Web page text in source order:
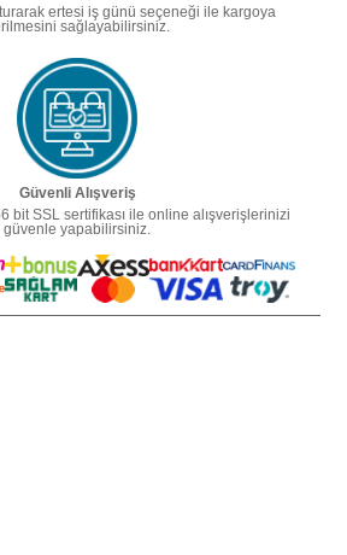
ertesi iş günü seçeneği ile kargoya
sağlayabilirsiniz.
Güvenli Alışveriş
bit SSL sertifikası ile online alışverişlerinizi
güvenle yapabilirsiniz.